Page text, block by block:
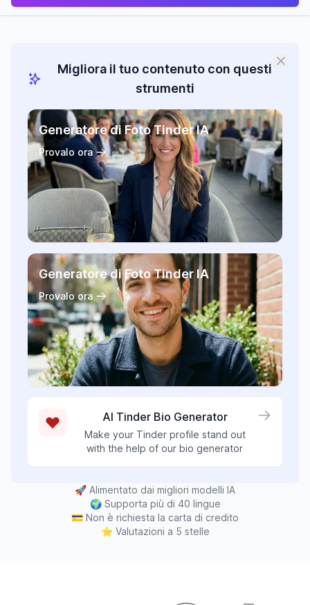
Migliora il tuo contenuto con questi
strumenti
Generatore di Foto Tinder IA
Provalo ora
Generatore di Foto Tinder IA
Provalo ora
AI Tinder Bio Generator
Make your Tinder profile stand out
with the help of our bio generator
🚀 Alimentato dai migliori modelli IA
🌍 Supporta più di 40 lingue
💳 Non è richiesta la carta di credito
⭐ Valutazioni a 5 stelle